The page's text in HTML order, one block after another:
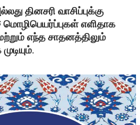
தினசரி வாசிப்புக்கு
எளிதாக
எந்த சாதனத்திலும்